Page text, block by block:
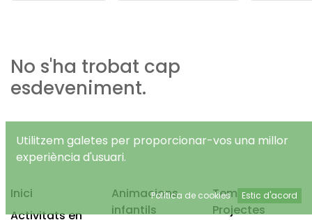
No s'ha trobat cap
esdeveniment.
Inici
Activitats en
Animacions
infantils
Temps Lliure
Projectes
Utilitzem galetes per proporcionar-vos una millor
experiència d'usuari.
Política de cookies Estic d'acord